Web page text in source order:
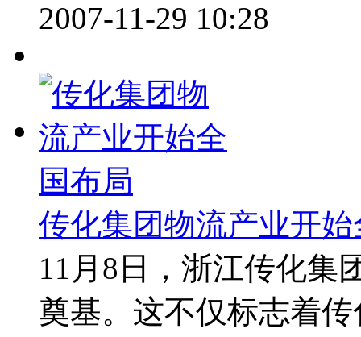
2007-11-29 10:28
传化集团物流产业开
11月8日，浙江传化集
奠基。这不仅标志着